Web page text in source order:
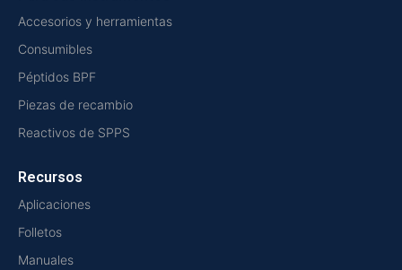
Accesorios y herramientas
Consumibles
Péptidos BPF
Piezas de recambio
Reactivos de SPPS
Recursos
Aplicaciones
Folletos
Manuales